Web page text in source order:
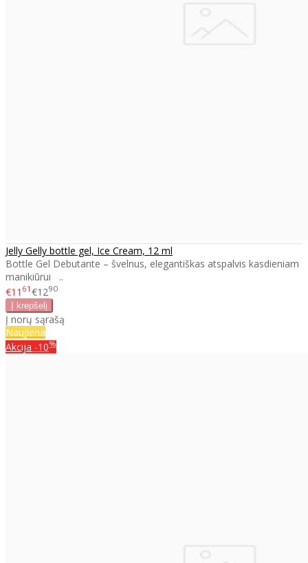
Jelly Gelly bottle gel, Ice Cream, 12 ml
Bottle Gel Debutante – švelnus, elegantiškas atspalvis kasdieniam
manikiūrui ..
€11 61 €1290
Į norų sąrašą
Naujiena
Akcija -10%